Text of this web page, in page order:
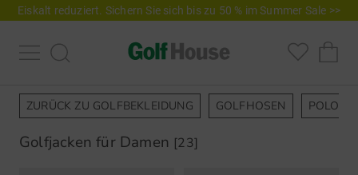
Eiskalt reduziert. Sichern Sie sich bis zu 50 % im Summer Sale >>
ZURÜCK ZU GOLFBEKLEIDUNG GOLFHOSEN
Golfjacken für Damen [23]